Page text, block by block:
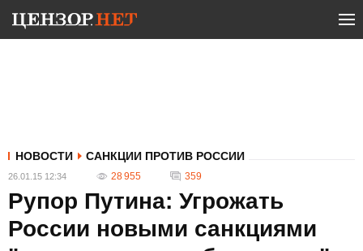
НОВОСТИ САНКЦИИ ПРОТИВ РОССИИ
26.01.15 12:34 28 955 359
Рупор Путина: Угрожать
России новыми санкциями